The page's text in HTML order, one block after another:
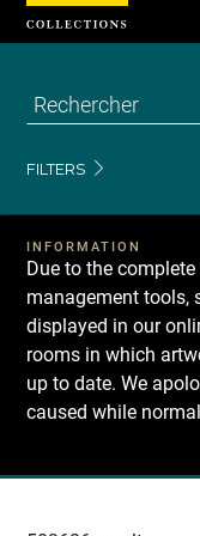
FILTERS
INFORMATION
Due to the
management tools,
displayed in our
rooms in which
up to date. We
caused while
Recherche
Cookies management